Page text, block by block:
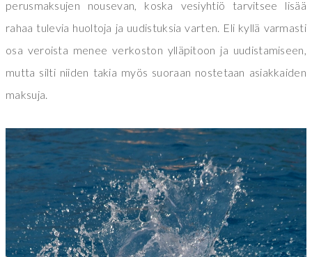
perusmaksujen nousevan, koska vesiyhtiö tarvitsee lisää
rahaa tulevia huoltoja ja uudistuksia varten. Eli kyllä varmasti
osa veroista menee verkoston ylläpitoon ja uudistamiseen,
mutta silti niiden takia myös suoraan nostetaan asiakkaiden
maksuja.